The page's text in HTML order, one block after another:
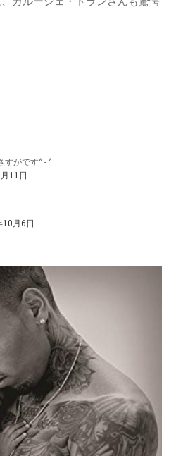
すがです^ - ^
11日
月6日